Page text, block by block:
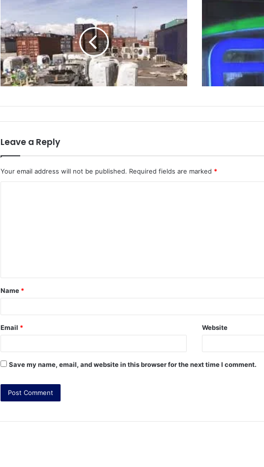
Leave a Reply
Your email address will not be published. Required fields are marked *
t
*
Name *
Email * Website
Save my name, email, and website in this browser for the next time I comment.